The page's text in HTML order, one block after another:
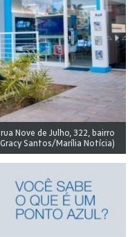
Nove de Julho, 322, bairro
Santos/Marília Notícia)